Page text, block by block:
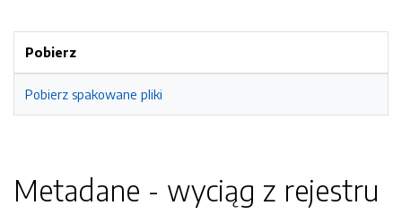
Pobierz
Pobierz spakowane pliki
Metadane - wyciąg z rejestru